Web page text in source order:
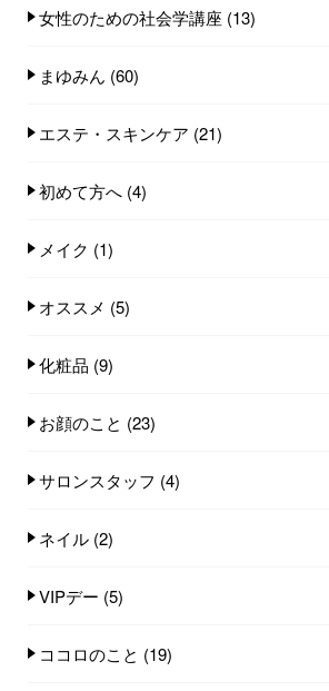
女性のための社会学講座 (13)
まゆみん (60)
エステ・スキンケア (21)
初めて方へ (4)
メイク (1)
オススメ (5)
化粧品 (9)
お顔のこと (23)
サロンスタッフ (4)
ネイル (2)
VIPデー (5)
ココロのこと (19)